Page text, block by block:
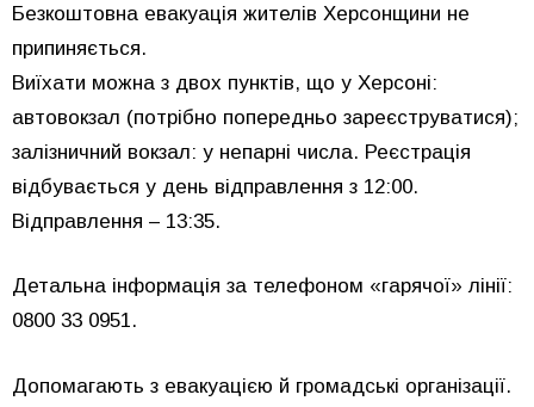
Безкоштовна евакуація жителів Херсонщини не
припиняється.
Виїхати можна з двох пунктів, що у Херсоні:
автовокзал (потрібно попередньо зареєструватися);
залізничний вокзал: у непарні числа. Реєстрація
відбувається у день відправлення з 12:00.
Відправлення – 13:35.
Детальна інформація за телефоном «гарячої» лінії: ​​
0800 33 0951.
Допомагають з евакуацією й громадські організації.